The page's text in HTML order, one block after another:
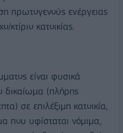
πρωτογενούς ενέργειας
κατοικίας.
είναι φυσικά
(πλήρης
σε επιλέξιμη κατοικία,
που υφίσταται νόμιμα,